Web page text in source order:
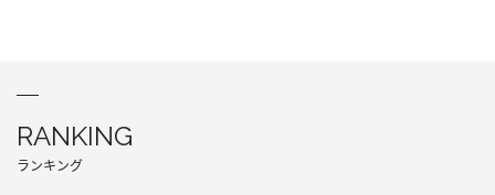
RANKING
ランキング